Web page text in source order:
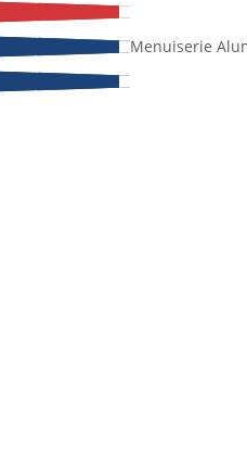
Menuiserie